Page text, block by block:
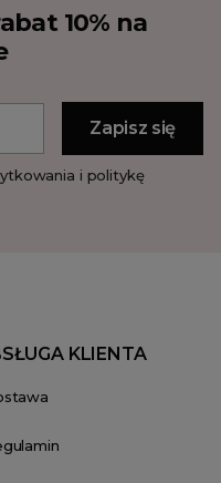
10% na
i politykę
KLIENTA